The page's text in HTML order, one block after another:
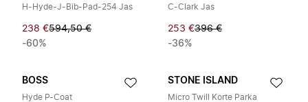
H-Hyde-J-Bib-Pad-254 Jas
238 €594,50 €
-60%
C-Clark Jas
253 €396 €
-36%
BOSS
Hyde P-Coat
STONE ISLAND
Micro Twill Korte Parka